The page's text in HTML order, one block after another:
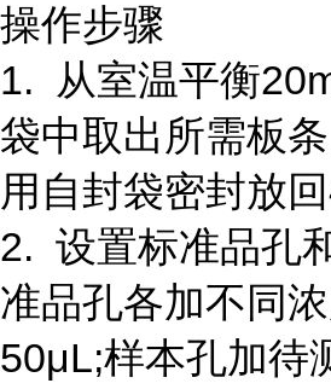
操作步骤
1. 从室温平衡
袋中取出所需板
用自封袋密封放
2. 设置标准品孔
准品孔各加不同
50μL;样本孔加待